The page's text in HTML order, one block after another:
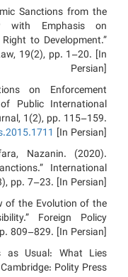
Sanctions from the
with Emphasis on
to Development.”
19(2), pp. 1–20. [In
Persian]
on Enforcement
Public International
1(2), pp. 115–159.
[In Persian]
Nazanin. (2020).
International
pp. 7–23. [In Persian]
of the Evolution of the
Foreign Policy
809–829. [In Persian]
as Usual: What Lies
Polity Press.